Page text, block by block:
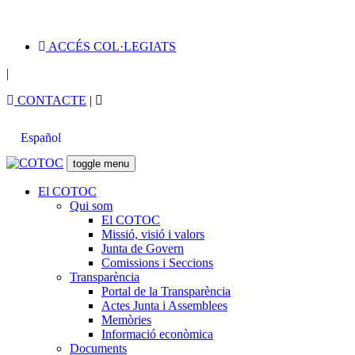
ACCÉS COL·LEGIATS
|
CONTACTE |
Español
toggle menu
El COTOC
Qui som
El COTOC
Missió, visió i valors
Junta de Govern
Comissions i Seccions
Transparència
Portal de la Transparència
Actes Junta i Assemblees
Memòries
Informació econòmica
Documents